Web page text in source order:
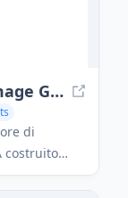
Visual Electric - AI Image Generator
di
costruito
offrendo